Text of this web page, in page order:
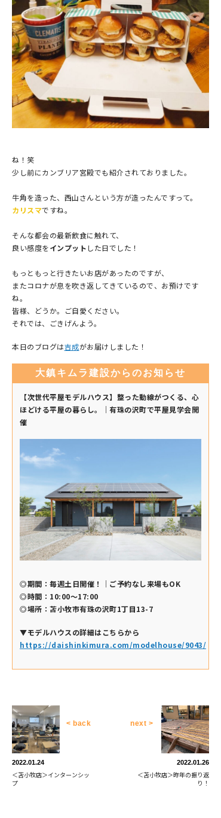
ね！笑
少し前にカンブリア宮殿でも紹介されておりました。
牛角を造った、西山さんという方が造ったんですって。
カリスマですね。
そんな都会の最新飲食に触れて、
良い感度をインプット した日でした！
もっともっと行きたいお店があったのですが、
またコロナが息を吹き返してきているので、お預けです
ね。
皆様、どうか。ご自愛ください。
それでは、ごきげんよう。
本日のブログは吉成がお届けしました！
大鎮キムラ建設からのお知らせ
【次世代平屋モデルハウス】整った動線がつくる、心
ほどける平屋の暮らし。｜有珠の沢町で平屋見学会開
催
◎期間：毎週土日開催！｜ご予約なし来場もOK
◎時間：10:00～17:00
◎場所：苫小牧市有珠の沢町1丁目13-7
▼モデルハウスの詳細はこちらから
https://daishinkimura.com/modelhouse/9043/
2022.01.24
＜苫小牧店＞インターンシッ
プ
< back
2022.01.26
＜苫小牧店＞昨年の振り返
り！
next >